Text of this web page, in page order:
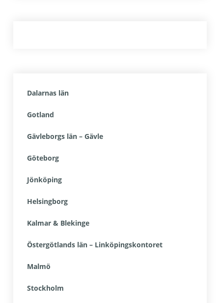
Dalarnas län
Gotland
Gävleborgs län – Gävle
Göteborg
Jönköping
Helsingborg
Kalmar & Blekinge
Östergötlands län – Linköpingskontoret
Malmö
Stockholm